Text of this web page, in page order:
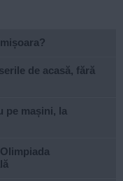
de acasă, fără
pe mașini, la